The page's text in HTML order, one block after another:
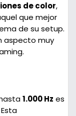
de color,
que mejor
de su setup.
aspecto muy
1.000 Hz es